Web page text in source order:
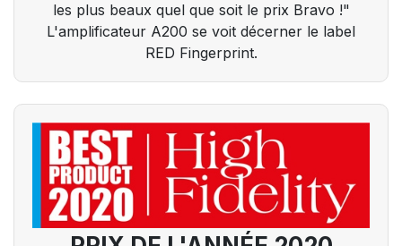
les plus beaux quel que soit le prix Bravo !"
L'amplificateur A200 se voit décerner le label
RED Fingerprint.